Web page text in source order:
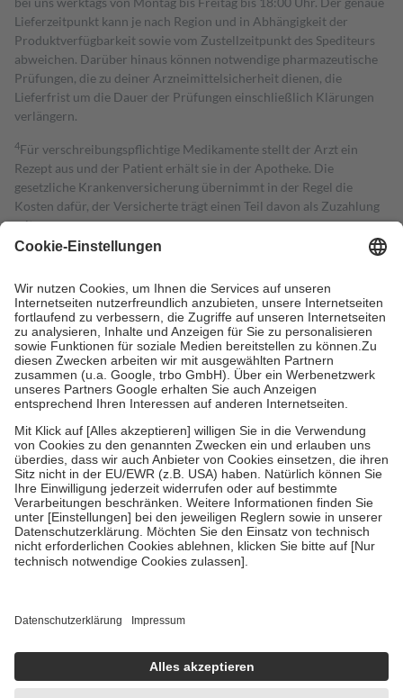
Lieferzeitpunkt kann je nach Region und in Abhängigkeit der
Produktverfügbarkeit sowie vom Zustellzeitpunkt des Spediteurs
abweichen. Darüber hinaus können notwendige pharmazeutische
Prüfungen, die zu deiner Arzneimittelsicherheit dienen, die
Lieferfrist um die Dauer der Prüfungen einschließlich Klärungen
verlängern.
4Für verschreibungspflichtige Medikamente stellt der Arzt ein
Rezept aus und der Patient erhält sie in der Apotheke. Die
gesetzliche Krankenversicherung übernimmt in der Regel die
Kosten dafür, der Versicherte trägt einen Teil davon als Zuzahlung
mit.
Grundsätzlich leisten Mitglieder Zuzahlungen in Höhe von zehn
höchstens zehn Euro.
Es sind jedoch nie mehr als die tatsächlichen
Kosten der Leistung zu entrichten.
Diese Regeln gelten grundsätzlich auch für Online-Apotheken.
Bei Heilmitteln und häuslicher Krankenpflege beträgt die
Zuzahlung zehn Prozent der Kosten sowie zehn Euro je
Verordnung.
Um das Engagement der Versicherten für ihre eigene Gesundheit zu
stärken und die besondere Stellung der Familie zu unterstützen,
fallenkeine Zuzahlungenan bei:
• Kindern und Jugendlichen bis zum vollendeten 18. Lebensjahr
mit Ausnahme der Fahrkosten
• Untersuchungen zur Vorsorge und Früherkennung, die von der
GKV getragen werden
• empfohlenen Schutzimpfungen
• Harn- und Blutteststreifen
getroffen, um sicherzustellen, dass es sich um echte Bewertungen
https://help.etrusted.com/hc/de/articles/4419944605341
Einige Bilder und Inhalte wurden unter Zuhilfenahme künstlicher